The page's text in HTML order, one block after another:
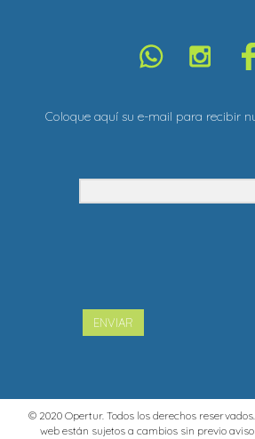
Coloque aquí su e-mail para recibir
ENVIAR
© 2020 Opertur. Todos los derechos
web están sujetos a cambios sin previo